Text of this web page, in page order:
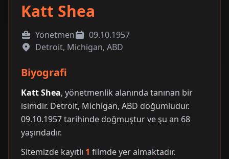
Katt Shea
Yönetmen
09.10.1957
Detroit, Michigan, ABD
Biyografi
Katt Shea, yönetmenlik alanında tanınan bir
isimdir. Detroit, Michigan, ABD doğumludur.
09.10.1957 tarihinde doğmuştur ve şu an 68
yaşındadır.
Sitemizde kayıtlı 1 filmde yer almaktadır.